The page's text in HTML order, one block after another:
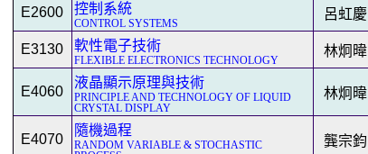
E2600 控制系統
CONTROL SYSTEMS
呂虹慶
E3130 軟性電子技術
FLEXIBLE ELECTRONICS TECHNOLOGY
林炯暐
E4060
液晶顯示原理與技術
PRINCIPLE AND TECHNOLOGY OF LIQUID
CRYSTAL DISPLAY
林炯暐
E4070
隨機過程
RANDOM VARIABLE & STOCHASTIC
龔宗鈞